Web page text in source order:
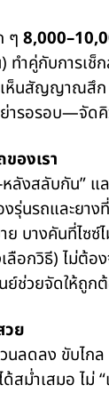
ๆ
ทำคู่กับการเ
เห็นสัญญาณสึ
ารอรอบ—จัดคิ
องเรา
งสลับกัน” แล
งรุ่นรถและยา
บางคันที่ไซซ์
ลือกวิธี) ไม่ต้อ
ย์ช่วยจัดให้ถู
วย
นลดลง ขับไก
สม่ำเสมอ ไม่